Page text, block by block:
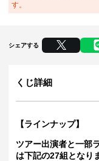
す。
シェアする
くじ詳細
【ラインナップ】
ツアー出演者と一部
は下記の27組となり